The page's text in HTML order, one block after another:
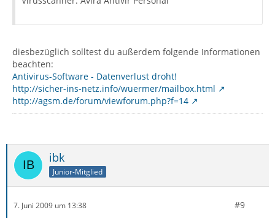
diesbezüglich solltest du außerdem folgende Informationen
beachten:
Antivirus-Software - Datenverlust droht!
http://sicher-ins-netz.info/wuermer/mailbox.html
http://agsm.de/forum/viewforum.php?f=14
ibk
Junior-Mitglied
7. Juni 2009 um 13:38 #9